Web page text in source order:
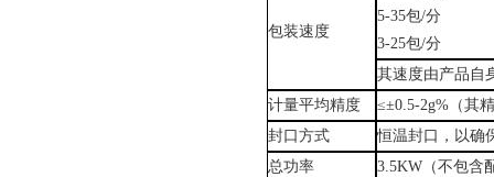
包装速度
5-35包/分
3-25包/分
其速度由产品自
计量平均精度
≤±0.5-2g% （其
封口方式
恒温封口，以确
总功率
3.5KW （不包含